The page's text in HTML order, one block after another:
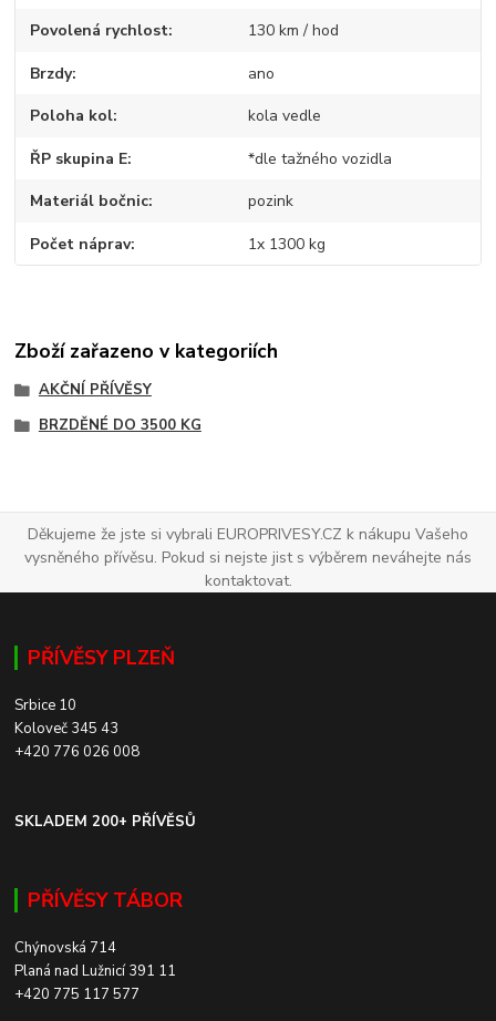
Povolená rychlost 130 km / hod
Brzdy ano
Poloha kol kola vedle
ŘP skupina E *dle tažného vozidla
Materiál bočnic pozink
Počet náprav 1x 1300 kg
Zboží zařazeno v kategoriích
AKČNÍ PŘÍVĚSY
BRZDĚNÉ DO 3500 KG
Děkujeme že jste si vybrali EUROPRIVESY.CZ k nákupu Vašeho
vysněného přívěsu. Pokud si nejste jist s výběrem neváhejte nás
kontaktovat.
PŘÍVĚSY PLZEŇ
Srbice 10
Koloveč 345 43
+420 776 026 008
SKLADEM 200+ PŘÍVĚSŮ
PŘÍVĚSY TÁBOR
Chýnovská 714
Planá nad Lužnicí 391 11
+420 775 117 577